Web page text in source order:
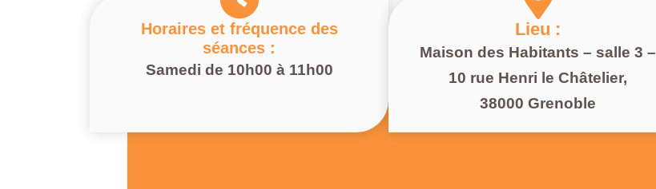
Horaires et fréquence des
séances :
Samedi de 10h00 à 11h00
Lieu :
Maison des Habitants – salle 3 –
10 rue Henri le Châtelier,
38000 Grenoble